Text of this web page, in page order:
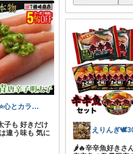
すら9⭐️心とカラダを満たす美味しいもの
子も 好きだけ
違う味も 気に
🌶️🔥辛辛魚好きさ